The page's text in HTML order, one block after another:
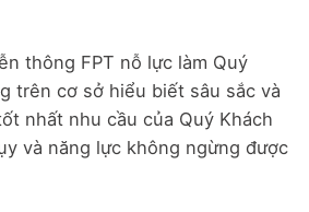
thông FPT nỗ lực làm Quý
trên cơ sở hiểu biết sâu sắc và
nhất nhu cầu của Quý Khách
và năng lực không ngừng được